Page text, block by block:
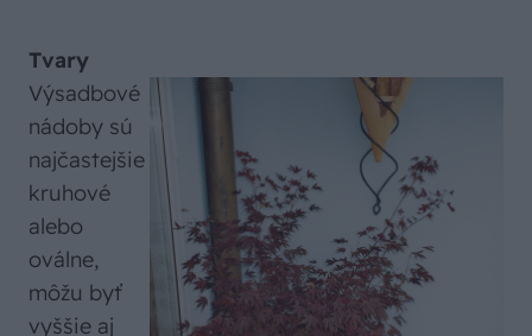
Tvary
Výsadbové
nádoby sú
najčastejšie
kruhové
alebo
oválne,
môžu byť
vyššie aj